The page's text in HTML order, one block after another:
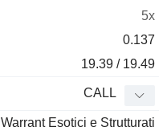
5x
0.137
19.39 / 19.49
CALL
Warrant Esotici e Strutturati